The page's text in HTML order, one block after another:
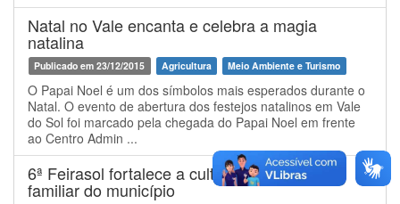
Natal no Vale encanta e celebra a magia
natalina
Publicado em 23/12/2015 Agricultura Meio Ambiente e Turismo
O Papai Noel é um dos símbolos mais esperados durante o
Natal. O evento de abertura dos festejos natalinos em Vale
do Sol foi marcado pela chegada do Papai Noel em frente
ao Centro Admin ...
6ª Feirasol fortalece a cultura e a agricultura
familiar do município